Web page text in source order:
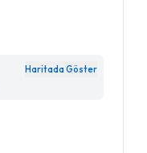
Haritada Göster